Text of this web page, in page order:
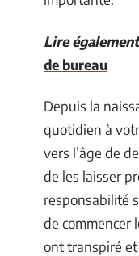
Lire
de bureau
Depuis la
quotidien à
vers l’âge de
de les laisser
responsabilité
de commencer
ont transpiré et